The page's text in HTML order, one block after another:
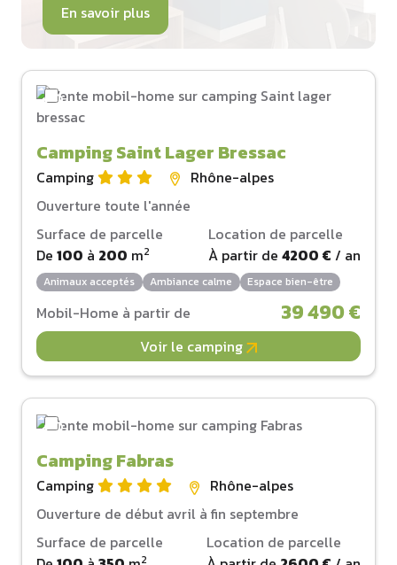
En savoir plus
Camping Saint Lager Bressac
Camping
Rhône-alpes
Ouverture toute l'année
Surface de parcelle
De 100 à 200 m2
Location de parcelle
À partir de 4200 € / an
Animaux acceptés Ambiance calme Espace bien-être
Mobil-Home à partir de 39 490 €
Voir le camping
Camping Fabras
Camping
Rhône-alpes
Ouverture de début avril à fin septembre
Surface de parcelle
2
Location de parcelle